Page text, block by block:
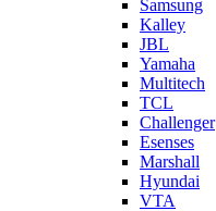
Samsung
Kalley
JBL
Yamaha
Multitech
TCL
Challenger
Esenses
Marshall
Hyundai
VTA